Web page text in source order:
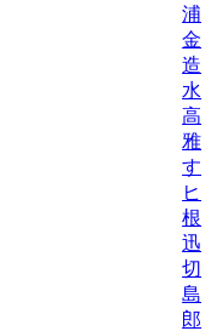
浦
金
造/
水
高
雅
す
ヒ
根
迅/
切
島
郎